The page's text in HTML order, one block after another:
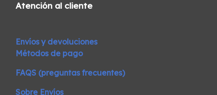
Atención al cliente
Envíos y devoluciones
Métodos de pago
FAQS (preguntas frecuentes)
Sobre Envíos